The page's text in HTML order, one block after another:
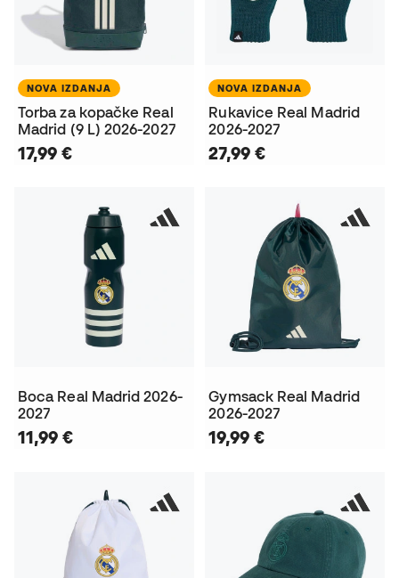
NOVA IZDANJA
Torba za kopačke Real
Madrid (9 L) 2026-2027
17,99 €
NOVA IZDANJA
Rukavice Real Madrid
2026-2027
27,99 €
Boca Real Madrid 2026-
2027
11,99 €
Gymsack Real Madrid
2026-2027
19,99 €